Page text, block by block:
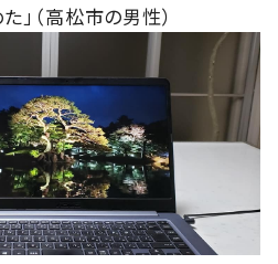
」（高松市の男性）